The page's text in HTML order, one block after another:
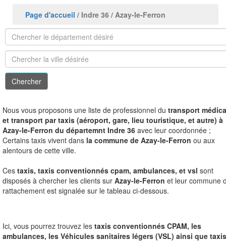
Page d'accueil / Indre 36 / Azay-le-Ferron
Nous vous proposons une liste de professionnel du transport
et transport par taxis (aéroport, gare, lieu touristique, et autre) à
Azay-le-Ferron du départemnt Indre 36 avec leur coordonnée ;
Certains taxis vivent dans la commune de Azay-le-Ferron ou aux
alentours de cette ville.
Ces taxis, taxis conventionnés cpam, ambulances, et vsl sont
disposés à chercher les clients sur Azay-le-Ferron et leur commune
rattachement est signalée sur le tableau ci-dessous.
Ici, vous pourrez trouvez les taxis conventionnés CPAM, les
ambulances, les Véhicules sanitaires légers (VSL) ainsi que taxis